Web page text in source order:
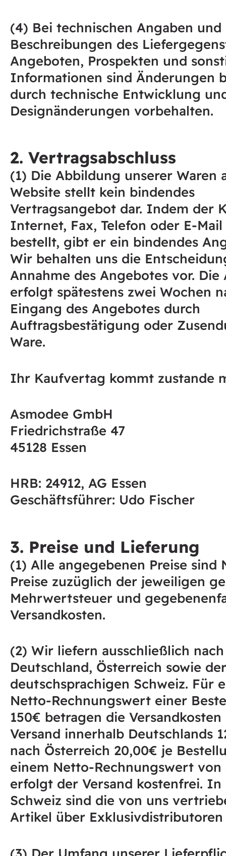
(4) Bei technischen Angaben und
Beschreibungen des
Angeboten, Prospekten und
Informationen sind Änderungen
durch technische Entwicklung
Designänderungen vorbehalten.
2. Vertragsabschluss
(1) Die Abbildung unserer Waren
Website stellt kein bindendes
Vertragsangebot dar. Indem der
Internet, Fax, Telefon oder E-
bestellt, gibt er ein bindendes
Wir behalten uns die
Annahme des Angebotes vor. Die
erfolgt spätestens zwei Wochen
Eingang des Angebotes durch
Auftragsbestätigung oder
Ware.
Ihr Kaufvertag kommt zustande
Asmodee GmbH
Friedrichstraße 47
45128 Essen
HRB: 24912, AG Essen
Geschäftsführer: Udo Fischer
3. Preise und Lieferung
(1) Alle angegebenen Preise sind
Preise zuzüglich der jeweiligen
Mehrwertsteuer und
Versandkosten.
(2) Wir liefern ausschließlich nach
Deutschland, Österreich sowie der
deutschsprachigen Schweiz. Für
Netto-Rechnungswert einer
150€ betragen die
Versand innerhalb Deutschlands
nach Österreich 20,00€ je
einem Netto-Rechnungswert von
erfolgt der Versand kostenfrei. In
Schweiz sind die von uns
Artikel über